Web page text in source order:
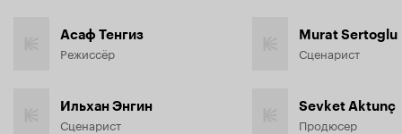
Асаф Тенгиз
Режиссёр
Ильхан Энгин
Сценарист
Murat Sertoglu
Сценарист
Sevket Aktunç
Продюсер